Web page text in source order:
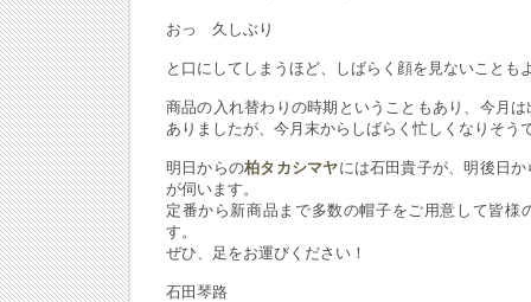
おっ 久しぶり
と口にしてしまうほど、しばらく顔を見ないことも
商品の入れ替わりの時期ということもあり、今月
ありましたが、今月末からしばらく忙しくなりそう
明日からの柏タカシマヤには石田貴子が、明後日か
が伺います。
定番から新商品まで多数の帽子をご用意して皆様
す。
ぜひ、足をお運びください！
石田琴路